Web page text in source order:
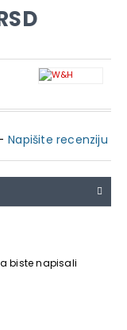
Napišite recenziju
biste napisali